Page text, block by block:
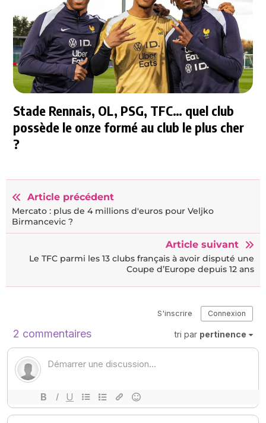
Stade Rennais, OL, PSG, TFC… quel club
possède le onze formé au club le plus cher
?
Article précédent
Mercato : plus de 4 millions d'euros pour Veljko
Birmancevic ?
Article suivant
Le TFC parmi les 13 clubs français à avoir disputé une
Coupe d’Europe depuis 12 ans